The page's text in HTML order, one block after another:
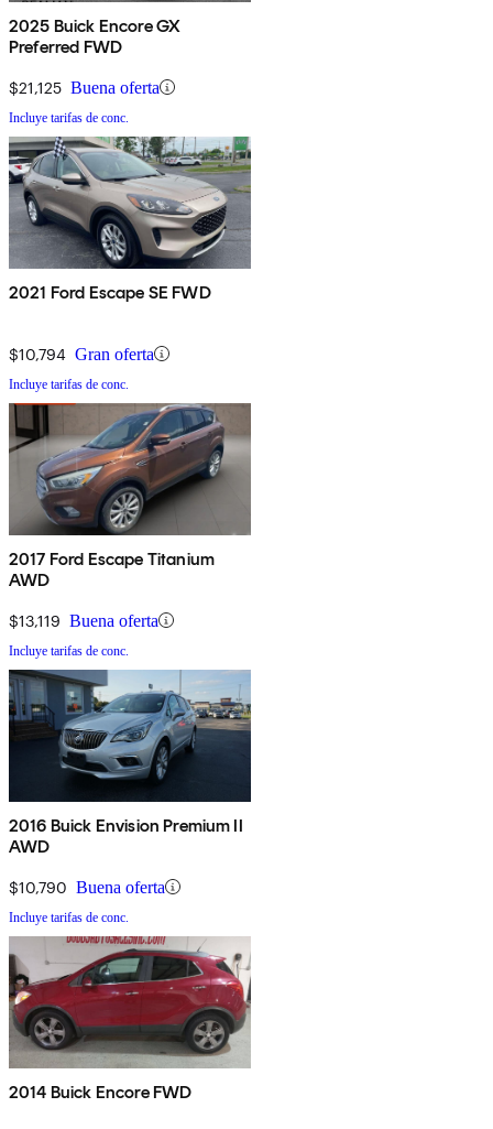
2025 Buick Encore GX
Preferred FWD
$21,125 Buena oferta
Incluye tarifas de conc.
2021 Ford Escape SE FWD
$10,794 Gran oferta
Incluye tarifas de conc.
2017 Ford Escape Titanium
AWD
$13,119 Buena oferta
Incluye tarifas de conc.
2016 Buick Envision Premium II
AWD
$10,790 Buena oferta
Incluye tarifas de conc.
2014 Buick Encore FWD